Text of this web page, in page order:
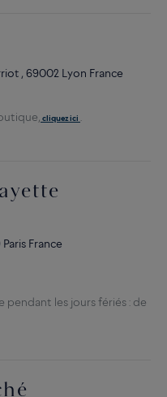
, 69002 Lyon France
cliquez ici .
France
pendant les jours fériés : de